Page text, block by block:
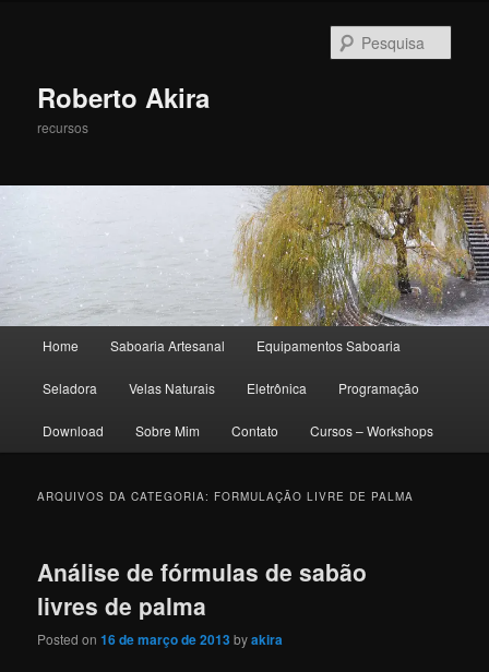
Roberto Akira
recursos
Pular para o conteúdo principal
Pular para o conteúdo secundário
Home Saboaria Artesanal Equipamentos Saboaria
Seladora Velas Naturais Eletrônica Programação
Download Sobre Mim Contato Cursos – Workshops
ARQUIVOS DA CATEGORIA: FORMULAÇÃO LIVRE DE PALMA
Análise de fórmulas de sabão
livres de palma
Posted on16 de março de 2013byakira